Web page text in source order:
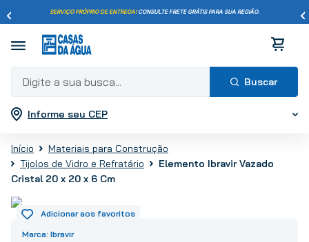
SERVIÇO PRÓPRIO DE ENTREGA!CONSULTE FRETE GRÁTIS PARA SUA REGIÃO.
Digite a sua busca...
Informe seu CEP
Materiais para Construção
Tijolos de Vidro e Refratário
Elemento Ibravir Vazado
Cristal 20 x 20 x 6 Cm
Ibravir
Termos mais buscados
2º
porcelanato
3º
piso
5
º
vaso sanitário
6º
torneira